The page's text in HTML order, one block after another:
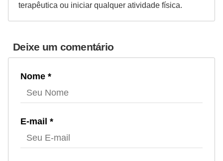
terapêutica ou iniciar qualquer atividade física.
Deixe um comentário
Nome *
E-mail *